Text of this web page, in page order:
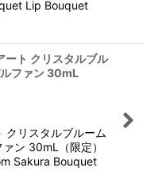
Lip Bouquet
ート クリスタルブル
ファン 30mL
クリスタルブルーム
ン 30mL（限定）
Sakura Bouquet